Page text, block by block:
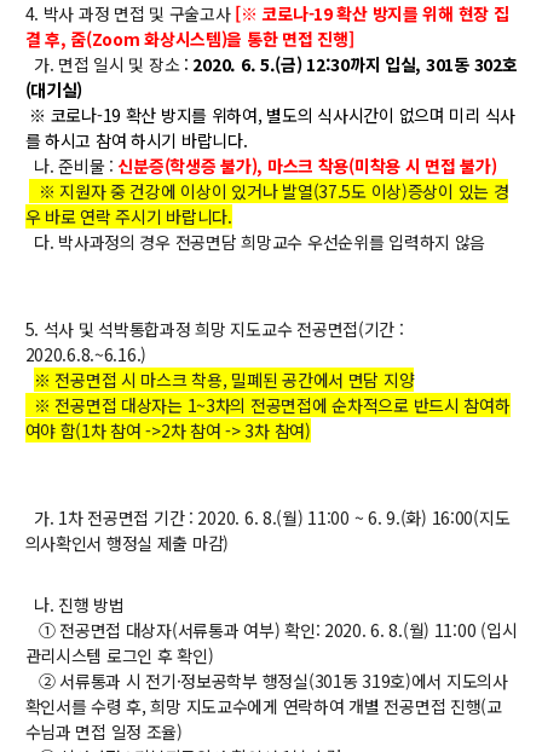
30주년 기념 동영상
회고록
학부 비전
행사 사진
학부장 감사 인사
신임교수초빙
지원서 작성
4. 박사 과정 면접 및 구술고사 [※ 코로나-19 확산 방지를 위해 현장 집
결 후, 줌(Zoom 화상시스템)을 통한 면접 진행]
가. 면접 일시 및 장소 : 2020. 6. 5.(금) 12:30까지 입실, 301동 302호
(대기실)
※ 코로나-19 확산 방지를 위하여, 별도의 식사시간이 없으며 미리 식사
를 하시고 참여 하시기 바랍니다.
나. 준비물 : 신분증(학생증 불가), 마스크 착용(미착용 시 면접 불가)
※ 지원자 중 건강에 이상이 있거나 발열(37.5도 이상)증상이 있는 경
우 바로 연락 주시기 바랍니다.
다. 박사과정의 경우 전공면담 희망교수 우선순위를 입력하지 않음
5. 석사 및 석박통합과정 희망 지도교수 전공면접(기간 :
2020.6.8.~6.16.)
※ 전공면접 시 마스크 착용, 밀폐된 공간에서 면담 지양
※ 전공면접 대상자는 1~3차의 전공면접에 순차적으로 반드시 참여하
여야 함(1차 참여 ->2차 참여 -> 3차 참여)
가. 1차 전공면접 기간 : 2020. 6. 8.(월) 11:00 ~ 6. 9.(화) 16:00(지도
의사확인서 행정실 제출 마감)
나. 진행 방법
① 전공면접 대상자(서류통과 여부) 확인: 2020. 6. 8.(월) 11:00 (입시
관리시스템 로그인 후 확인)
② 서류통과 시 전기·정보공학부 행정실(301동 319호)에서 지도의사
확인서를 수령 후, 희망 지도교수에게 연락하여 개별 전공면접 진행(교
수님과 면접 일정 조율)